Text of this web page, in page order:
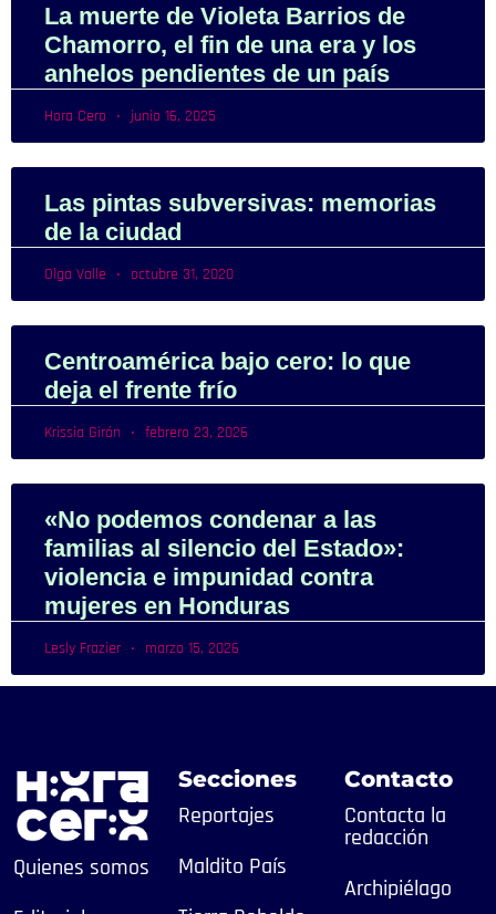
La muerte de Violeta Barrios de
Chamorro, el fin de una era y los
anhelos pendientes de un país
Hora Cero junio 16, 2025
Las pintas subversivas: memorias
de la ciudad
Olga Valle octubre 31, 2020
Centroamérica bajo cero: lo que
deja el frente frío
Krissia Girón febrero 23, 2026
«No podemos condenar a las
familias al silencio del Estado»:
violencia e impunidad contra
mujeres en Honduras
Lesly Frazier marzo 15, 2026
Quienes somos
Secciones
Reportajes
Maldito País
Contacto
Contacta la
redacción
Archipiélago